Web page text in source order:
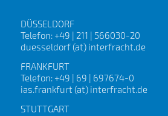
DÜSSELDORF
Telefon: +49 | 211 | 566030-20
duesseldorf (at) interfracht.de
FRANKFURT
Telefon: +49 | 69 | 697674-0
ias.frankfurt (at) interfracht.de
STUTTGART